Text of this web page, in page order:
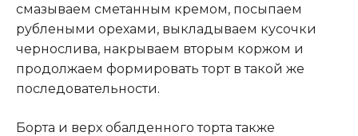
смазываем сметанным кремом, посыпаем
рублеными орехами, выкладываем кусочки
чернослива, накрываем вторым коржом и
продолжаем формировать торт в такой же
последовательности.
Борта и верх обалденного торта также